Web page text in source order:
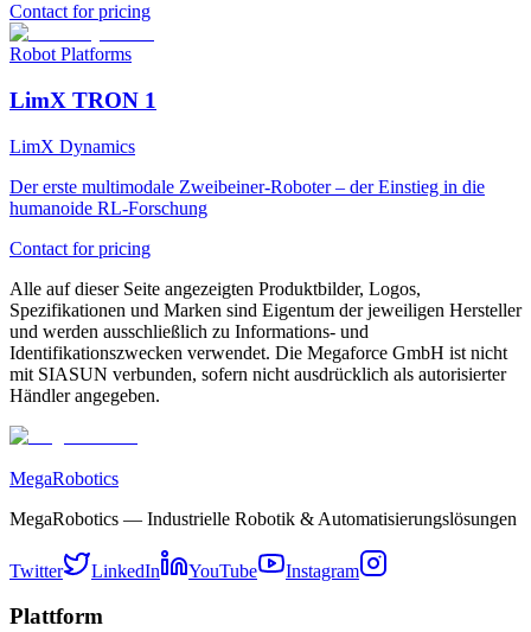
Contact for pricing
Robot Platforms
LimX TRON 1
LimX Dynamics
Der erste multimodale Zweibeiner-Roboter – der Einstieg in die
humanoide RL-Forschung
Contact for pricing
Alle auf dieser Seite angezeigten Produktbilder, Logos,
Spezifikationen und Marken sind Eigentum der jeweiligen Hersteller
und werden ausschließlich zu Informations- und
Identifikationszwecken verwendet. Die Megaforce GmbH ist nicht
mit SIASUN verbunden, sofern nicht ausdrücklich als autorisierter
Händler angegeben.
MegaRobotics
MegaRobotics — Industrielle Robotik & Automatisierungslösungen
Twitter LinkedIn YouTube Instagram
Plattform